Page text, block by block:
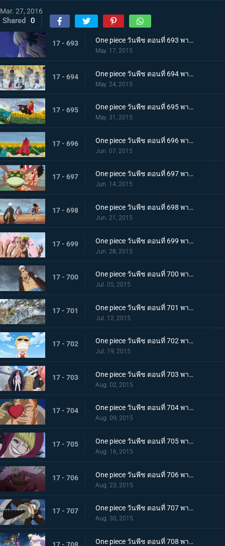
Mar. 27, 2016
Shared 0
17 - 693 One piece วันพีช ตอนที่ 693 พากย์ไทย เจ้าหญิงของคนแคระ ตัวประกันมันเชอรี่
May. 17, 2015
17 - 694 One piece วันพีช ตอนที่ 694 พากย์ไทย ไม่ยอมตาย! กองทัพตุ๊กตาที่น่าสะพรึงกลัว!!!
May. 24, 2015
17 - 695 One piece วันพีช ตอนที่ 695 พากย์ไทย เดิมพันด้วยชีวิต! ลูฟี่คือไพ่ตายแห่งชัยชนะ!!
May. 31, 2015
17 - 696 One piece วันพีช ตอนที่ 696 พากย์ไทย น้ำตาแห่งการพบกัน! รีเบคก้ากับเคียรอส!
Jun. 07, 2015
17 - 697 One piece วันพีช ตอนที่ 697 พากย์ไทย กระสุนพิฆาต! บุรุษผู้ปกป้องเดรสโรซ่า!
Jun. 14, 2015
17 - 698 One piece วันพีช ตอนที่ 698 พากย์ไทย ระเบิดความโกรธ! แผนลับสุดยอดของลูฟี่และลอว์!
Jun. 21, 2015
17 - 699 One piece วันพีช ตอนที่ 699 พากย์ไทย ครอบครัวชนชั้นสูง! ตัวตนแท้จริงของโดฟลามิงโก้!
Jun. 28, 2015
17 - 700 One piece วันพีช ตอนที่ 700 พากย์ไทย พลังที่สุดยอด!! ความลับของผล โอเปะ โอเปะ!
Jul. 05, 2015
17 - 701 One piece วันพีช ตอนที่ 701 พากย์ไทย ความทรงจำที่แสนเศร้า! ลอว์ เด็กชายจากเมืองสีขาว!
Jul. 12, 2015
17 - 702 One piece วันพีช ตอนที่ 702 พากย์ไทย เผ่ามังกรฟ้า! อดีตที่ยิ่งใหญ่ของดอฟฟี่!
Jul. 19, 2015
17 - 703 One piece วันพีช ตอนที่ 703 พากย์ไทย เส้นทางที่ยากลำบาก! การเดินทางเพื่อชีวิตของลอว์และโคราซอน!
Aug. 02, 2015
17 - 704 One piece วันพีช ตอนที่ 704 พากย์ไทย เวลาเหลือน้อยแล้ว! ชิงผล โอเปะ โอเปะ มาให้ได้!
Aug. 09, 2015
17 - 705 One piece วันพีช ตอนที่ 705 พากย์ไทย ยามเมื่อต้องทำใจ! รอยยิ้มอำลาของโคราซอน!
Aug. 16, 2015
17 - 706 One piece วันพีช ตอนที่ 706 พากย์ไทย ไปซะ ลอว์! การต่อสู้ครั้งสุดท้ายของชายผู้อ่อนโยน!
Aug. 23, 2015
17 - 707 One piece วันพีช ตอนที่ 707 พากย์ไทย ไปสู่อิสระ! ลอว์ระเบิดอินเจ็กชันช็อต!!
Aug. 30, 2015
17 - 708 One piece วันพีช ตอนที่ 708 พากย์ไทย การต่อสู้ที่ดุเดือด!!! ลอว์ ปะทะ โดฟลามิงโก้!